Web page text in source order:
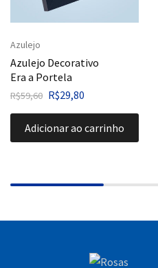
Azulejo
Azulejo Decorativo
Era a Portela
R$59,60 R$29,80
Adicionar ao carrinho